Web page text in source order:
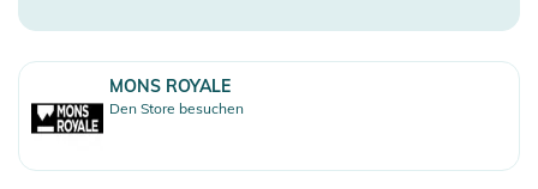
MONS ROYALE
Den Store besuchen